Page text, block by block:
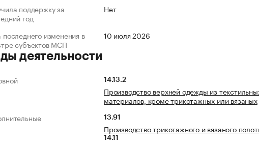
поддержку за
год
Нет
последнего изменения в
субъектов МСП
10 июля 2026
деятельности
14.13.2
Производство верхней одежды из
материалов, кроме трикотажных или вязаных
13.91
Производство трикотажного и вязаного
14.11